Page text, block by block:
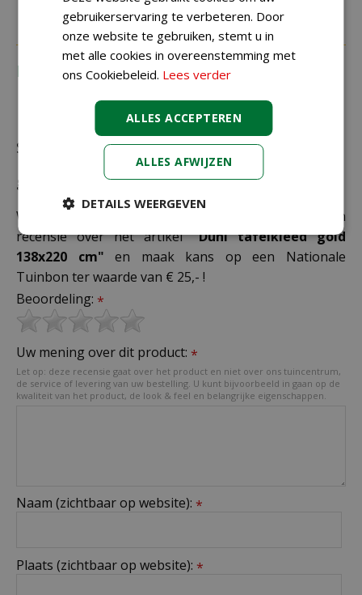
Recensies
Schrijf zelf een recensie over "Duni tafelkleed
gold 138x220 cm"
Wij zijn benieuwd naar uw mening! Schrijf een
recensie over het artikel"Duni tafelkleed gold
138x220 cm" en maak kans op een Nationale
Tuinbon ter waarde van € 25,- !
Beoordeling: *
Uw mening over dit product: *
Let op: deze recensie gaat over het product en niet over ons tuincentrum,
de service of levering van uw bestelling. U kunt bijvoorbeeld in gaan op de
kwaliteit van het product, de look & feel en belangrijke eigenschappen.
Naam (zichtbaar op website): *
Plaats (zichtbaar op website): *
gebruikerservaring te verbeteren. Door
onze website te gebruiken, stemt u in
met alle cookies in overeenstemming met
ons Cookiebeleid. Lees verder
ALLES ACCEPTEREN
ALLES AFWIJZEN
DETAILS WEERGEVEN